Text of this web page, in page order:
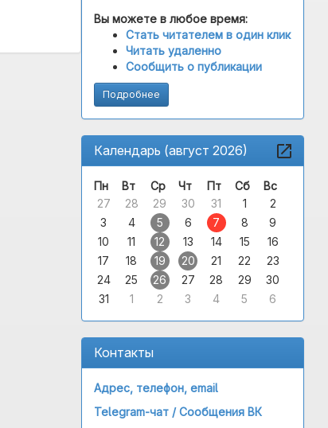
Вы можете в любое время:
Стать читателем в один клик
Читать удаленно
Сообщить о публикации
Подробнее
Календарь (август 2026)
Пн Вт Ср Чт Пт Сб
Вс
27
28 29 30 31 1
2
3
4 5 6 7 8
9
10
11 12 13 14 15
16
17
18 19 20 21 22
23
24
25 26 27 28 29
30
31
1 2 3 4 5 6
Контакты
Адрес, телефон, email
Telegram-чат /Сообщения ВК